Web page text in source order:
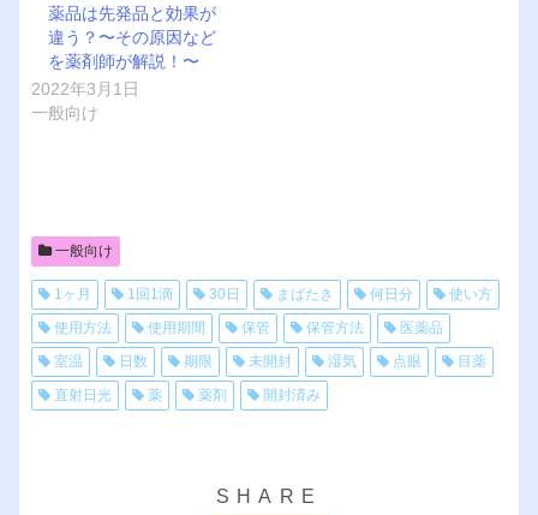
薬品は先発品と効果が
違う？〜その原因など
を薬剤師が解説！〜
2022年3月1日
一般向け
一般向け
1ヶ月 1回1滴 30日 まばたき 何日分
使い方
使用方法
使用期間 保管 保管方法
医薬品
室温
日数 期限 未開封 湿気 点眼
目薬
直射日光
薬 薬剤 開封済み